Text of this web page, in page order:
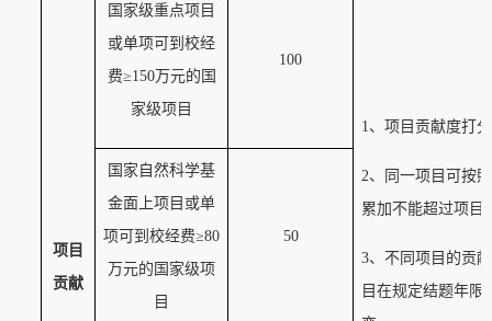
项目
贡献
1 、项目贡献度打
2、同一项目可按
累加不能超过项目
3、不同项目的贡
目在规定结题年限
国家级重点项目
或单项可到校经
费≥150万元的国
家级项目
100
国家自然科学基
金面上项目或单
项可到校经费≥80
万元的国家级项
目
50